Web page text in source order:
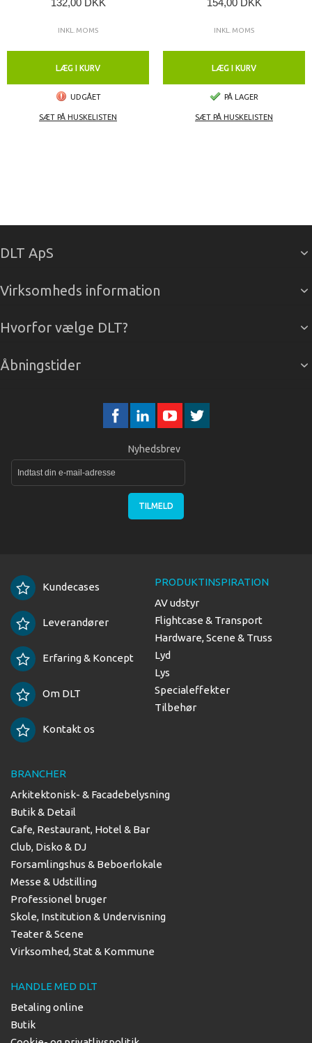
132,00 DKK
INKL. MOMS
LÆG I KURV
UDGÅET
SÆT PÅ HUSKELISTEN
154,00 DKK
INKL. MOMS
LÆG I KURV
PÅ LAGER
SÆT PÅ HUSKELISTEN
DLT ApS
Virksomheds information
Hvorfor vælge DLT?
Åbningstider
Nyhedsbrev
TILMELD
Kundecases
Leverandører
Erfaring & Koncept
Om DLT
Kontakt os
PRODUKTINSPIRATION
AV udstyr
Flightcase & Transport
Hardware, Scene & Truss
Lyd
Lys
Specialeffekter
Tilbehør
BRANCHER
Arkitektonisk- & Facadebelysning
Butik & Detail
Cafe, Restaurant, Hotel & Bar
Club, Disko & DJ
Forsamlingshus & Beboerlokale
Messe & Udstilling
Professionel bruger
Skole, Institution & Undervisning
Teater & Scene
Virksomhed, Stat & Kommune
HANDLE MED DLT
Betaling online
Butik